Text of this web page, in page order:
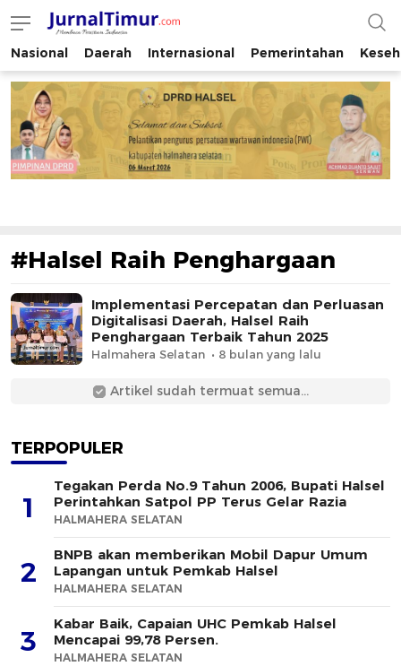
JurnalTimur.com
Membaca Peristiwa Indonesia
Nasional Daerah Internasional Pemerintahan
#Halsel Raih Penghargaan
Implementasi Percepatan dan Perluasan
Digitalisasi Daerah, Halsel Raih
Penghargaan Terbaik Tahun 2025
Halmahera Selatan 8 bulan yang lalu
Artikel sudah termuat semua...
TERPOPULER
1
Tegakan Perda No.9 Tahun 2006, Bupati Halsel
Perintahkan Satpol PP Terus Gelar Razia
HALMAHERA SELATAN
2
BNPB akan memberikan Mobil Dapur Umum
Lapangan untuk Pemkab Halsel
HALMAHERA SELATAN
3
Kabar Baik, Capaian UHC Pemkab Halsel
Mencapai 99,78 Persen.
HALMAHERA SELATAN